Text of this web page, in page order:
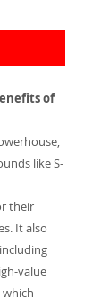
of
like S-
their
It also
value